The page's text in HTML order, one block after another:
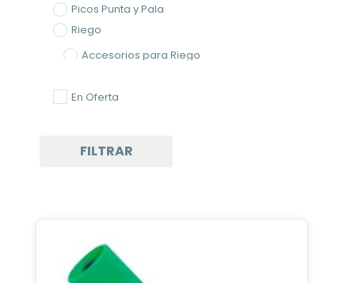
Picos Punta y Pala
Riego
Accesorios para Riego
En Oferta
FILTRAR